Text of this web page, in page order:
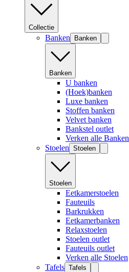
Collectie
Banken Banken
Banken
U banken
(Hoek)banken
Luxe banken
Stoffen banken
Velvet banken
Bankstel outlet
Verken alle Banken
Stoelen Stoelen
Stoelen
Eetkamerstoelen
Fauteuils
Barkrukken
Eetkamerbanken
Relaxstoelen
Stoelen outlet
Fauteuils outlet
Verken alle Stoelen
Tafels Tafels